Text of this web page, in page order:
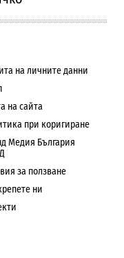
на личните данни
на сайта
при коригиране
Медия България
за ползване
ни